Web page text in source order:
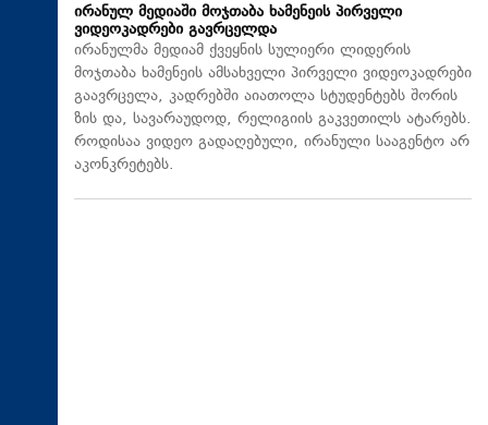
ირანულ მედიაში მოჯთაბა ხამენეის პირველი
ვიდეოკადრები გავრცელდა
ირანულმა მედიამ ქვეყნის სულიერი ლიდერის
მოჯთაბა ხამენეის ამსახველი პირველი ვიდეოკადრები
გაავრცელა, კადრებში აიათოლა სტუდენტებს შორის
ზის და, სავარაუდოდ, რელიგიის გაკვეთილს ატარებს.
როდისაა ვიდეო გადაღებული, ირანული სააგენტო არ
აკონკრეტებს.